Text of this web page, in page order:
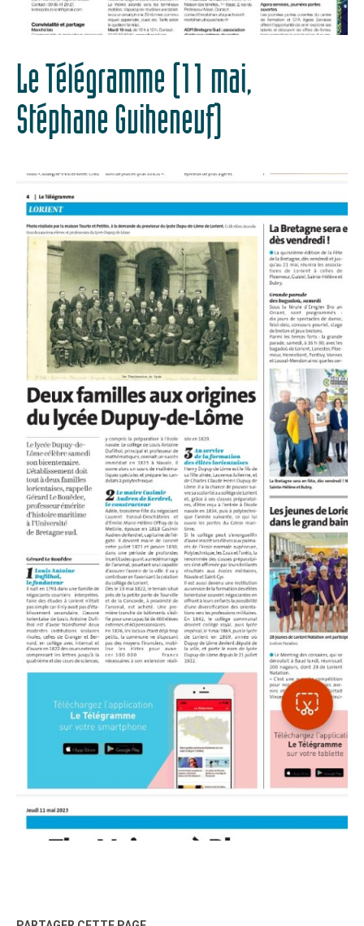
Le Télégramme (11 mai,
Stéphane Guiheneuf)